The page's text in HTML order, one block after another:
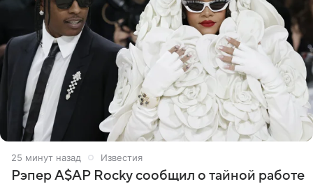
25 минут назад Известия
Рэпер A$AP Rocky сообщил о тайной работе